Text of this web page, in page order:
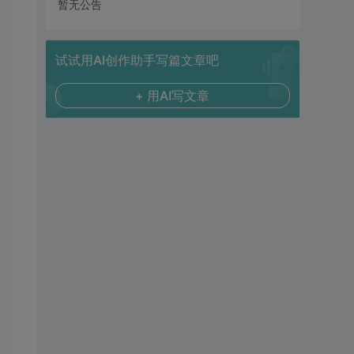
暂无公告
试试用AI创作助手写篇文章吧
+ 用AI写文章